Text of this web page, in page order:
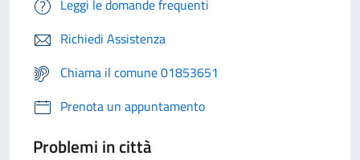
Leggi le domande frequenti
Richiedi Assistenza
Chiama il comune 01853651
Prenota un appuntamento
Problemi in città